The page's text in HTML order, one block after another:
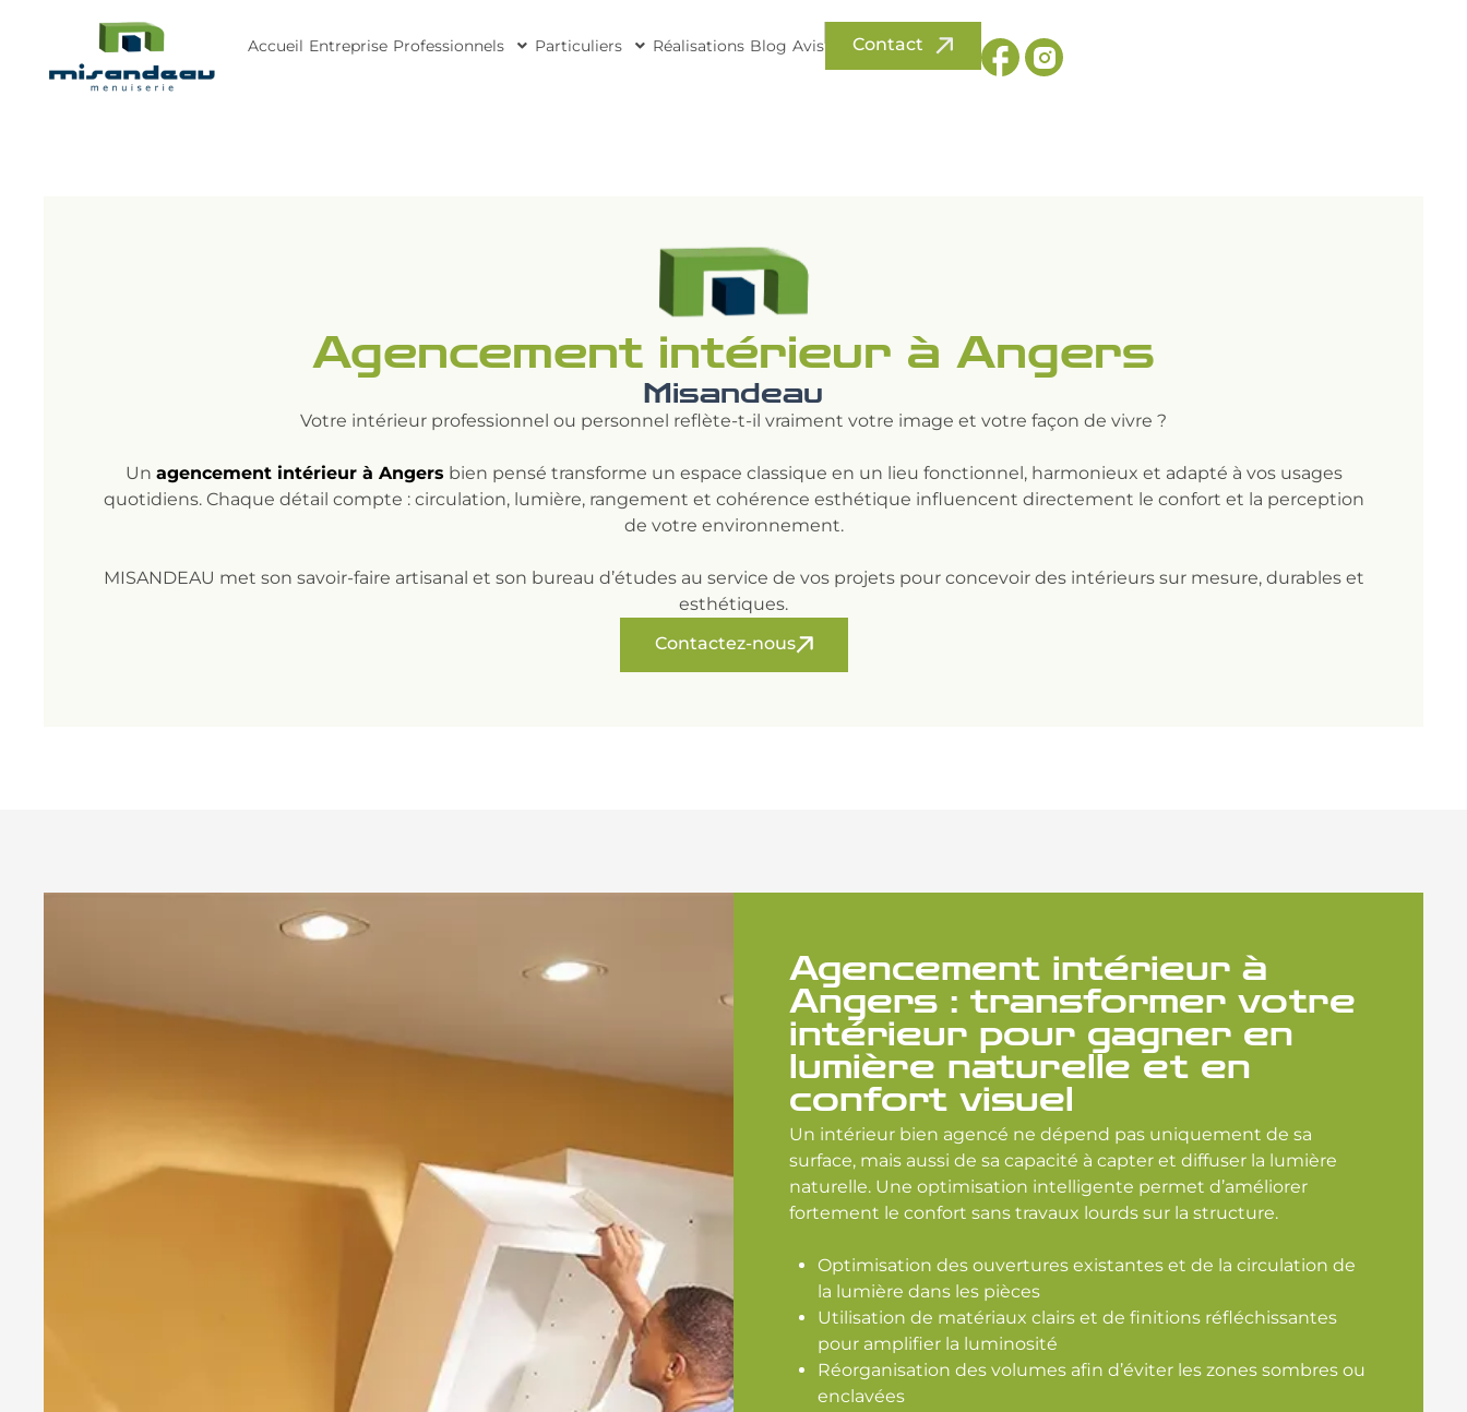
Accueil Entreprise Professionnels Particuliers Réalisations Blog Avis Contact
Agencement intérieur à Angers
Misandeau
Votre intérieur professionnel ou personnel reflète-t-il vraiment votre image et votre façon de vivre ?
Un agencement intérieur à Angers bien pensé transforme un espace classique en un lieu fonctionnel, harmonieux et adapté à vos usages
quotidiens. Chaque détail compte : circulation, lumière, rangement et cohérence esthétique influencent directement le confort et la perception
de votre environnement.
MISANDEAU met son savoir-faire artisanal et son bureau d’études au service de vos projets pour concevoir des intérieurs sur mesure, durables et
esthétiques.
Contactez-nous
Agencement intérieur à
Angers : transformer votre
intérieur pour gagner en
lumière naturelle et en
confort visuel
Un intérieur bien agencé ne dépend pas uniquement de sa
surface, mais aussi de sa capacité à capter et diffuser la lumière
naturelle. Une optimisation intelligente permet d’améliorer
fortement le confort sans travaux lourds sur la structure.
Optimisation des ouvertures existantes et de la circulation de
la lumière dans les pièces
Utilisation de matériaux clairs et de finitions réfléchissantes
pour amplifier la luminosité
Réorganisation des volumes afin d’éviter les zones sombres ou
enclavées